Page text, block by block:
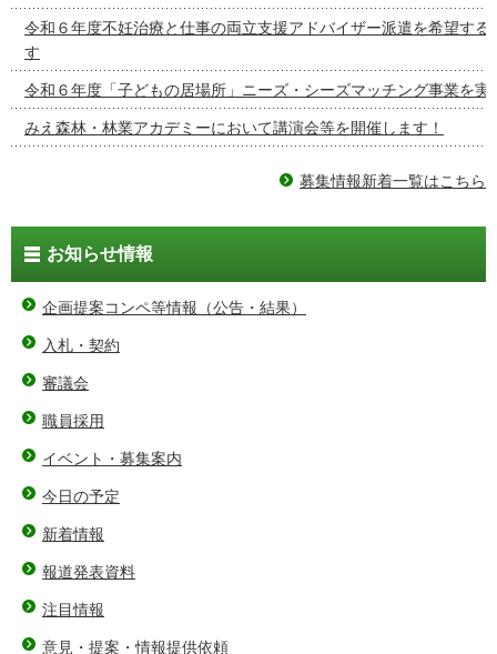
令和６年度不妊治療と仕事の両立支援アドバイザー派遣を希望する
す
令和６年度「子どもの居場所」ニーズ・シーズマッチング事業を実
みえ森林・林業アカデミーにおいて講演会等を開催します！
募集情報新着一覧はこちら
お知らせ情報
企画提案コンペ等情報（公告・結果）
入札・契約
審議会
職員採用
イベント・募集案内
今日の予定
新着情報
報道発表資料
注目情報
意見・提案・情報提供依頼